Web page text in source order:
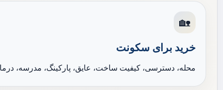
🏡
خرید برای سکونت
محله، دسترسی، کیفیت ساخت، عایق، پارکینگ، مدرسه،